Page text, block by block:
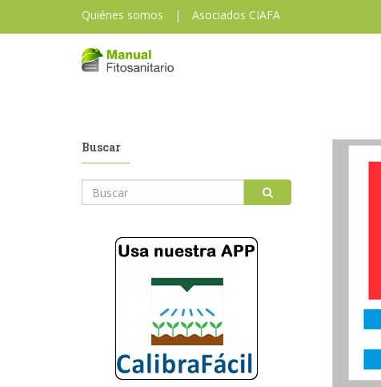
Quiénes somos | Asociados CIAFA
Buscar